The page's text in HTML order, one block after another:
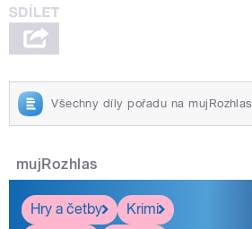
Všechny díly pořadu na mujRozhlas
mujRozhlas
Hry a četby
Krimi